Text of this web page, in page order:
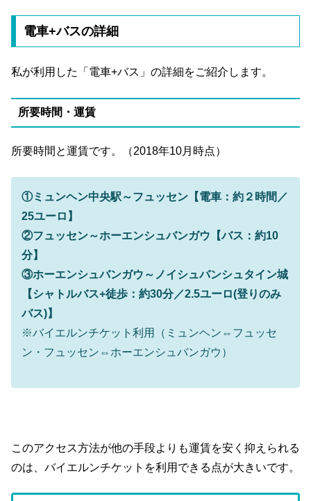
電車+バスの詳細
私が利用した「電車+バス」の詳細をご紹介します。
所要時間・運賃
所要時間と運賃です。（2018年10月時点）
①ミュンヘン中央駅～フュッセン【電車：約２時間／
25ユーロ】
②フュッセン～ホーエンシュバンガウ【バス：約10
分】
③ホーエンシュバンガウ～ノイシュバンシュタイン城
【シャトルバス+徒歩：約30分／2.5ユーロ(登りのみ
バス)】
※バイエルンチケット利用（ミュンヘン⇔フュッセ
ン・フュッセン⇔ホーエンシュバンガウ）
このアクセス方法が他の手段よりも運賃を安く抑えられる
のは、バイエルンチケットを利用できる点が大きいです。